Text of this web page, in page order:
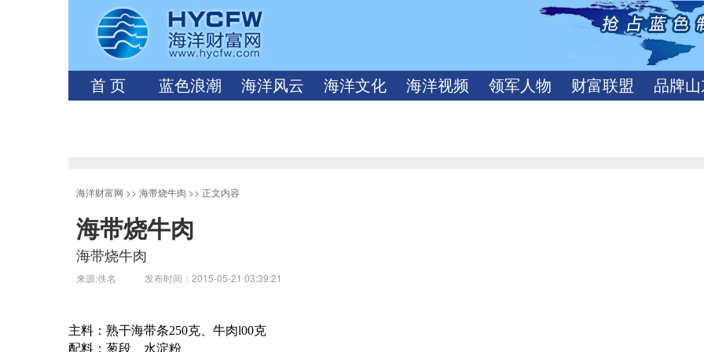
首 页 蓝色浪潮 海洋风云 海洋文化 海洋视频 领军人物 财富联盟 品牌
海洋财富网 >> 海带烧牛肉 >> 正文内容
海带烧牛肉
海带烧牛肉
来源:佚名 发布时间：2015-05-21 03:39:21
主料：熟干海带条250克 、牛肉l00克
配料：葱段、水淀粉